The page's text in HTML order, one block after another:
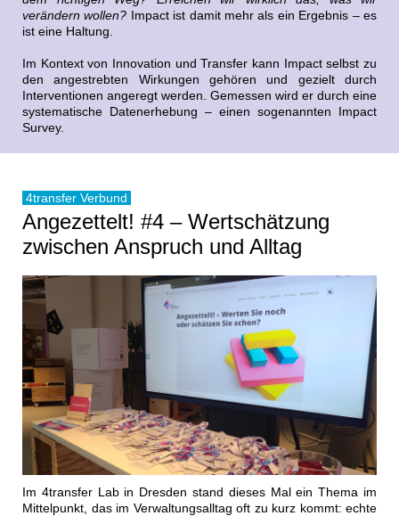
verändern wollen? Impact ist damit mehr als ein Ergebnis – es
ist eine Haltung.
Im Kontext von Innovation und Transfer kann Impact selbst zu
den angestrebten Wirkungen gehören und gezielt durch
Interventionen angeregt werden. Gemessen wird er durch eine
systematische Datenerhebung – einen sogenannten Impact
Survey.
4transfer Verbund
Angezettelt! #4 – Wertschätzung
zwischen Anspruch und Alltag
Im 4transfer Lab in Dresden stand dieses Mal ein Thema im
Mittelpunkt, das im Verwaltungsalltag oft zu kurz kommt: echte